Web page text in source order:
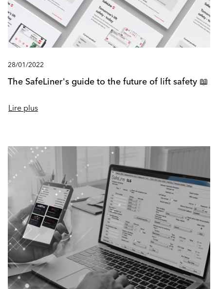
28/01/2022
The SafeLiner's guide to the future of lift safety 📖
Lire plus